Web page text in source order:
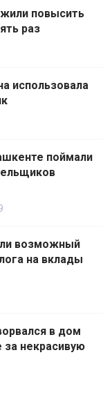
повысить
раз
использовала
поймали
возможный
на вклады
в дом
некрасивую